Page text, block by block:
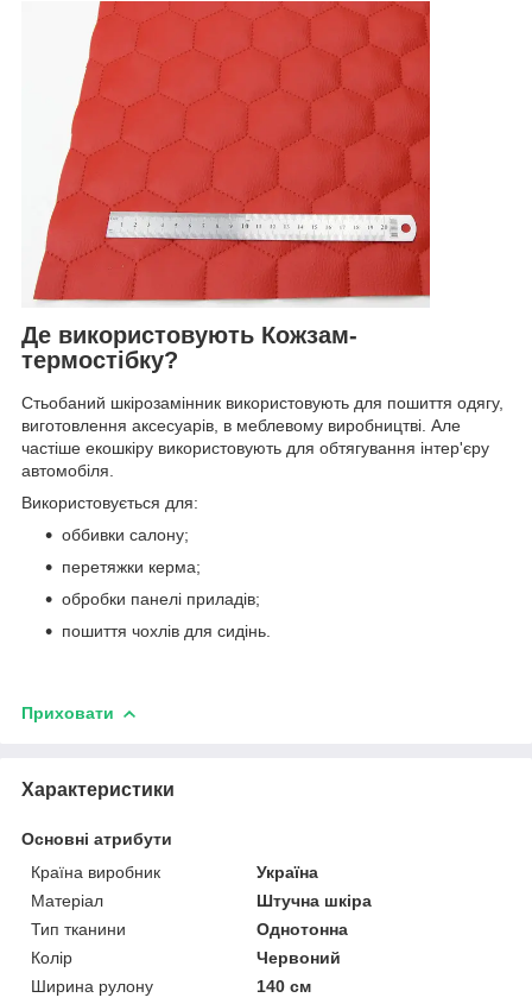
Де використовують Кожзам-
термостібку?
Стьобаний шкірозамінник використовують для пошиття одягу,
виготовлення аксесуарів, в меблевому виробництві. Але
частіше екошкіру використовують для обтягування інтер'єру
автомобіля.
Використовується для:
оббивки салону;
перетяжки керма;
обробки панелі приладів;
пошиття чохлів для сидінь.
Приховати
Характеристики
Основні атрибути
Країна виробник
Україна
Матеріал
Штучна шкіра
Тип тканини
Однотонна
Колір
Червоний
Ширина рулону
140 см